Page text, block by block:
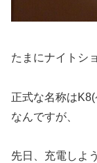
たまにナイトシ
正式な名称は
なんですが、
先日、充電しよ